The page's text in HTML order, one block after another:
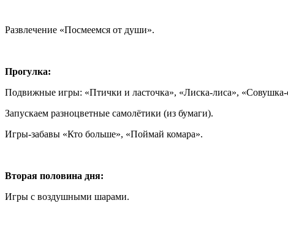
Развлечение «Посмеемся от души».
Прогулка:
Подвижные игры: «Птички и ласточка», «Лиска-лиса»,
Запускаем разноцветные самолётики (из бумаги).
Игры-забавы «Кто больше», «Поймай комара».
Вторая половина дня:
Игры с воздушными шарами.